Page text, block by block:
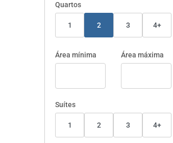
Quartos
1 2 3 4+
Área mínima Área máxima
Suítes
1 2 3 4+